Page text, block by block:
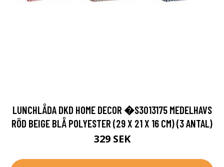
LUNCHLÅDA DKD HOME DECOR �S3013175 MEDELHAVS
RÖD BEIGE BLÅ POLYESTER (29 X 21 X 16 CM) (3 ANTAL)
329 SEK